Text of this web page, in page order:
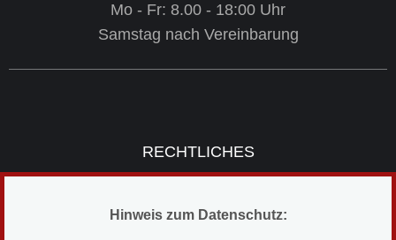
Hinweis zum Datenschutz:
Mo - Fr: 8.00 - 18:00 Uhr
Samstag nach Vereinbarung
RECHTLICHES
DATENSCHUTZERKLÄRUNG